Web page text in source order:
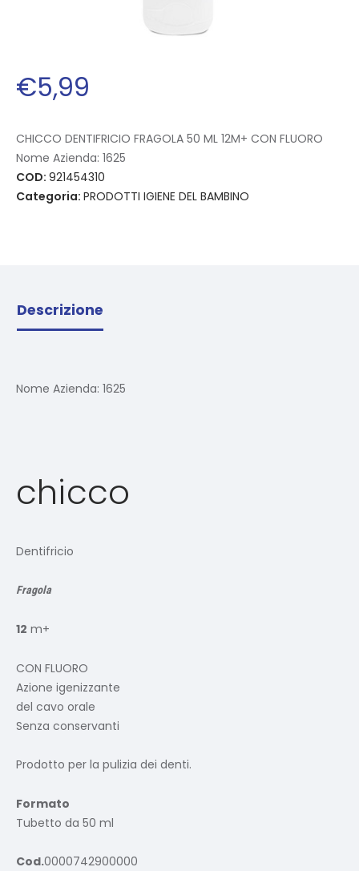
€5,99
CHICCO DENTIFRICIO FRAGOLA 50 ML 12M+ CON FLUORO
Nome Azienda: 1625
COD: 921454310
Categoria: PRODOTTI IGIENE DEL BAMBINO
Descrizione
Nome Azienda: 1625
chicco
Dentifricio
Fragola
12 m+
CON FLUORO
Azione igenizzante
del cavo orale
Senza conservanti
Prodotto per la pulizia dei denti.
Formato
Tubetto da 50 ml
Cod.0000742900000